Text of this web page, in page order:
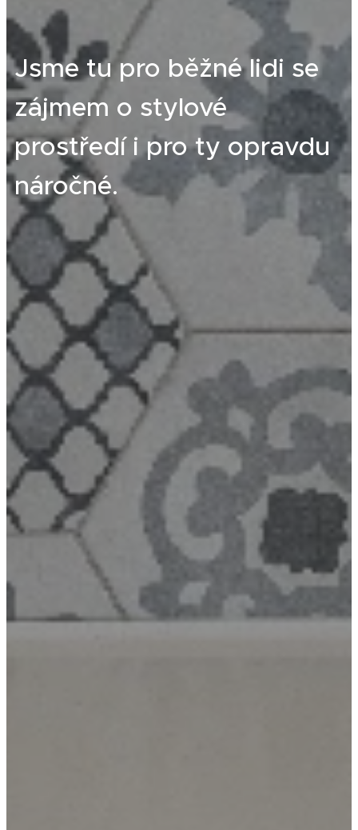
Jsme tu pro běžné lidi se
zájmem o stylové
prostředí i pro ty opravdu
náročné.